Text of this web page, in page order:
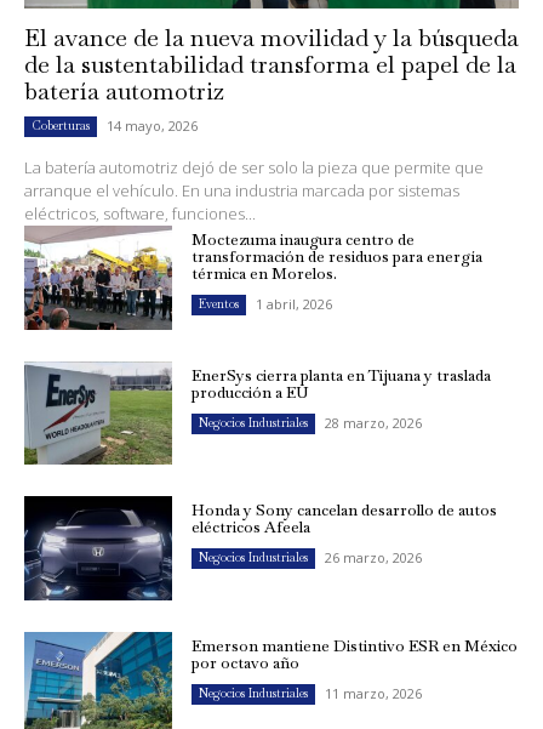
El avance de la nueva movilidad y la búsqueda
de la sustentabilidad transforma el papel de la
batería automotriz
Coberturas 14 mayo, 2026
La batería automotriz dejó de ser solo la pieza que permite que
arranque el vehículo. En una industria marcada por sistemas
eléctricos, software, funciones...
Moctezuma inaugura centro de
transformación de residuos para energía
térmica en Morelos.
Eventos 1 abril, 2026
EnerSys cierra planta en Tijuana y traslada
producción a EU
Negocios Industriales 28 marzo, 2026
Honda y Sony cancelan desarrollo de autos
eléctricos Afeela
Negocios Industriales 26 marzo, 2026
Emerson mantiene Distintivo ESR en México
por octavo año
Negocios Industriales 11 marzo, 2026